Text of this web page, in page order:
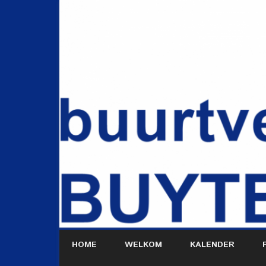
HOME WELKOM KALENDER